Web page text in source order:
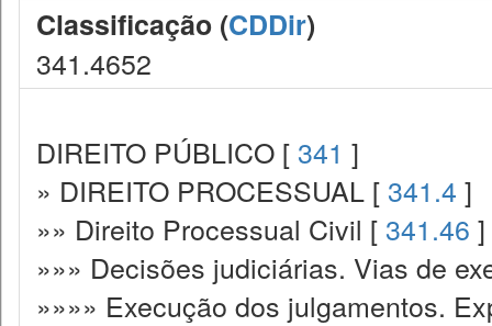
Classificação (CDDir)
341.4652
DIREITO PÚBLICO [ 341 ]
» DIREITO PROCESSUAL [ 341.4 ]
»» Direito Processual Civil [ 341.46 ]
»»» Decisões judiciárias. Vias de
»»»» Execução dos julgamentos.